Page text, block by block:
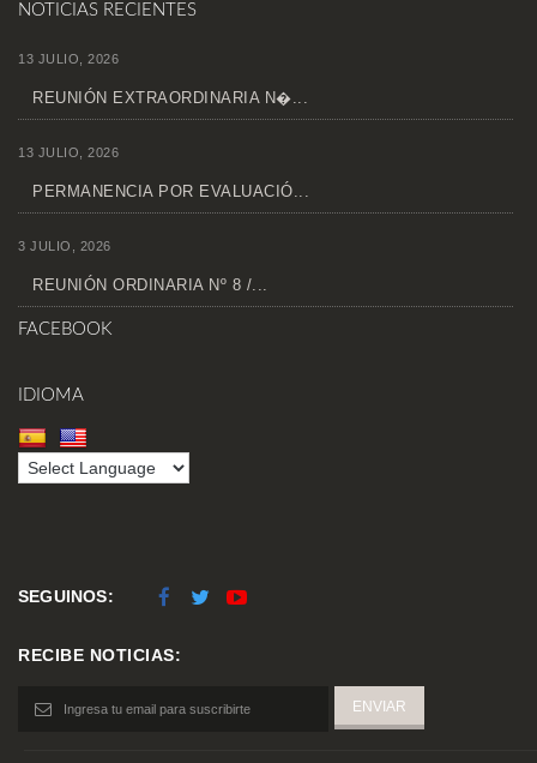
NOTICIAS RECIENTES
13 JULIO, 2026
REUNIÓN EXTRAORDINARIA N�...
13 JULIO, 2026
PERMANENCIA POR EVALUACIÓ...
3 JULIO, 2026
REUNIÓN ORDINARIA Nº 8 /...
FACEBOOK
IDIOMA
SEGUINOS:
RECIBE NOTICIAS: